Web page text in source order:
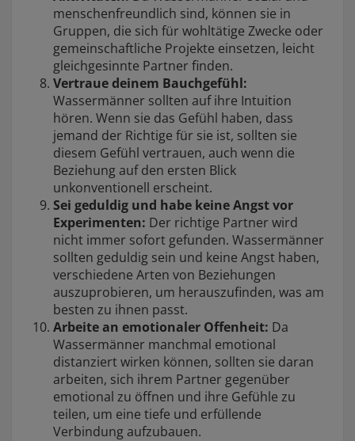
menschenfreundlich sind, können sie in
Gruppen, die sich für wohltätige Zwecke oder
gemeinschaftliche Projekte einsetzen, leicht
gleichgesinnte Partner finden.
Vertraue deinem Bauchgefühl:
Wassermänner sollten auf ihre Intuition
hören. Wenn sie das Gefühl haben, dass
jemand der Richtige für sie ist, sollten sie
diesem Gefühl vertrauen, auch wenn die
Beziehung auf den ersten Blick
unkonventionell erscheint.
Sei geduldig und habe keine Angst vor
Experimenten: Der richtige Partner wird
nicht immer sofort gefunden. Wassermänner
sollten geduldig sein und keine Angst haben,
verschiedene Arten von Beziehungen
auszuprobieren, um herauszufinden, was am
besten zu ihnen passt.
Arbeite an emotionaler Offenheit: Da
Wassermänner manchmal emotional
distanziert wirken können, sollten sie daran
arbeiten, sich ihrem Partner gegenüber
emotional zu öffnen und ihre Gefühle zu
teilen, um eine tiefe und erfüllende
Verbindung aufzubauen.